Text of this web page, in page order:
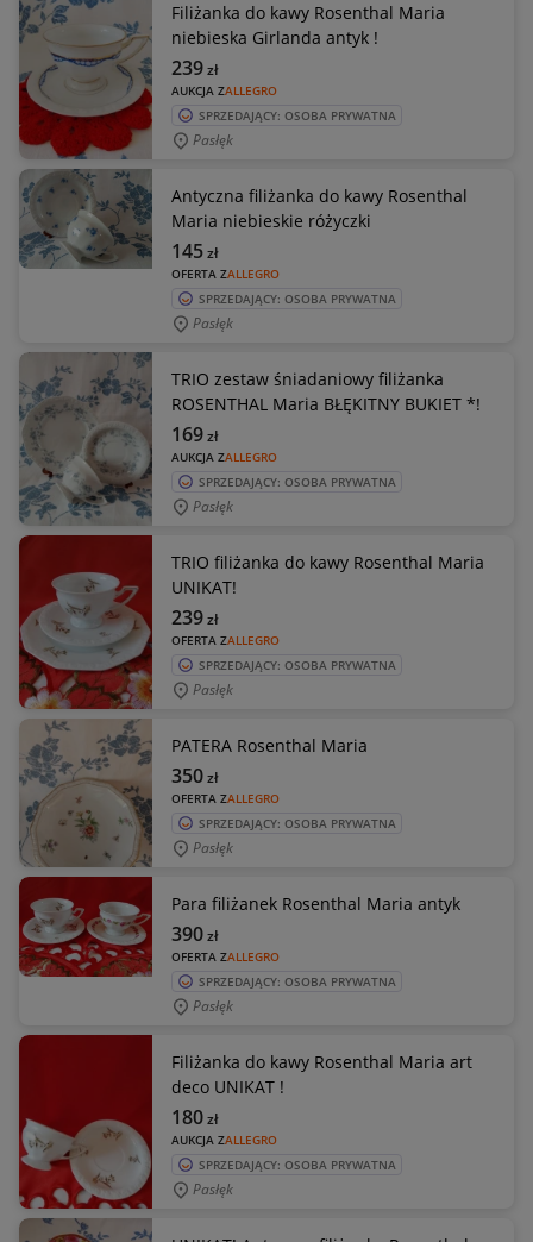
Filiżanka do kawy Rosenthal Maria
niebieska Girlanda antyk !
AUKCJA ZALLEGRO
239zł
SPRZEDAJĄCY: OSOBA PRYWATNA
Pasłęk
Antyczna filiżanka do kawy Rosenthal
Maria niebieskie różyczki
OFERTA ZALLEGRO
145zł
SPRZEDAJĄCY: OSOBA PRYWATNA
Pasłęk
TRIO zestaw śniadaniowy filiżanka
ROSENTHAL Maria BŁĘKITNY BUKIET *!
AUKCJA ZALLEGRO
169zł
SPRZEDAJĄCY: OSOBA PRYWATNA
Pasłęk
TRIO filiżanka do kawy Rosenthal Maria
UNIKAT!
OFERTA ZALLEGRO
239zł
SPRZEDAJĄCY: OSOBA PRYWATNA
Pasłęk
PATERA Rosenthal Maria
OFERTA ZALLEGRO
350zł
SPRZEDAJĄCY: OSOBA PRYWATNA
Pasłęk
Para filiżanek Rosenthal Maria antyk
OFERTA ZALLEGRO
390zł
SPRZEDAJĄCY: OSOBA PRYWATNA
Pasłęk
Filiżanka do kawy Rosenthal Maria art
deco UNIKAT !
AUKCJA ZALLEGRO
180zł
SPRZEDAJĄCY: OSOBA PRYWATNA
Pasłęk